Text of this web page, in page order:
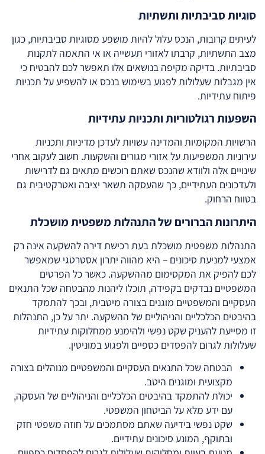
סוגיות סביבתיות ותשתיות
לעיתים קרובות, הנכס עלול להיות מושפע מסוגיות סביבתיות, כגון
מצב התשתיות, קרבתו לאזורי תעשייה או אי התאמה לתקנות
סביבתיות. בדיקה מקיפה בנושאים אלו תאפשר לכם להבטיח כי
אין מגבלות שעלולות לפגוע בשימוש בנכס או להשפיע על תכניות
פיתוח עתידיות.
השפעות רגולטוריות ותכניות עתידיות
הרשויות המקומיות והמדינה עשויות לעדכן מדיניות ותכניות
עירוניות המשפיעות על אזורי מגורים והשקעות. חשוב לעקוב אחרי
שינויים אלה ולוודא שהנכס שאתם רוכשים מתאים גם לדרישות
ולעדכונים העתידיים, כך שהעסקה תשאר יציבה ואטרקטיבית גם
בטווח הרחוק.
היתרונות הברורים של התנהלות משפטית מושכלת
התנהלות משפטית מושכלת בעת רכישת דירה להשקעה אינה רק
אמצעי למניעת סיכונים – היא מהווה יתרון אסטרטגי שמאפשר
לכם להפיק את המקסימום מההשקעה. כאשר כל הפרטים
המשפטיים נבדקים בקפידה, תוכלו ליהנות מהבטחה שכל התנאים
העסקיים והמשפטיים מוגנים בצורה מיטבית, ובכך להתמקד
בהיבטים הכלכליים והניהוליים של ההשקעה. יתר על כן, התנהלות
זו מסייעת להעניק שקט נפשי ולהימנע ממחלוקות עתידיות
שעלולות לגרום להפסדים כספיים ולפגוע במוניטין.
הבטחה שכל התנאים העסקיים והמשפטיים מנוהלים בצורה
מקצועית ומוגנים היטב.
יכולת להתמקד בהיבטים הכלכליים והניהוליים של העסקה,
עם ידע מלא על הביטחון המשפטי.
שקט נפשי בידיעה שאתם מסתמכים על חוזה משפטי חזק
ובתוקף, המונע סיכונים עתידיים.